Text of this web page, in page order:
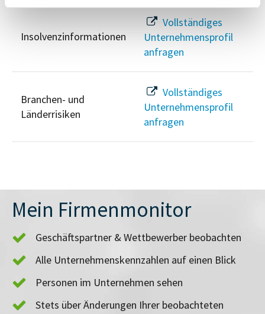
Insolvenzinformationen
Vollständiges
Unternehmensprofil
anfragen
Branchen- und
Länderrisiken
Vollständiges
Unternehmensprofil
anfragen
Mein Firmenmonitor
Geschäftspartner & Wettbewerber beobachten
Alle Unternehmenskennzahlen auf einen Blick
Personen im Unternehmen sehen
Stets über Änderungen Ihrer beobachteten